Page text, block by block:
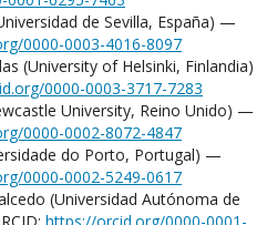
de Sevilla, España) —
0000-0003-4016-8097
(University of Helsinki, Finlandia)
0000-0003-3717-7283
University, Reino Unido) —
0000-0002-8072-4847
do Porto, Portugal) —
0000-0002-5249-0617
(Universidad Autónoma de